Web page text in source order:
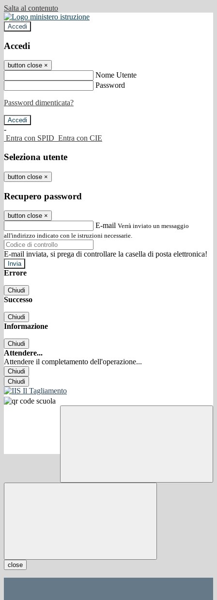
Salta al contenuto
Accedi
Accedi
button close ×
Nome Utente
Password
Password dimenticata?
-
Entra con SPID Entra con CIE
Seleziona utente
button close ×
Recupero password
button close ×
E-mail Verrà inviato un messaggio
all'indirizzo indicato con le istruzioni necessarie.
E-mail inviata, si prega di controllare la casella di posta elettronica!
Errore
Chiudi
Successo
Chiudi
Informazione
Chiudi
Attendere...
Attendere il completamento dell'operazione...
Chiudi
Chiudi
close